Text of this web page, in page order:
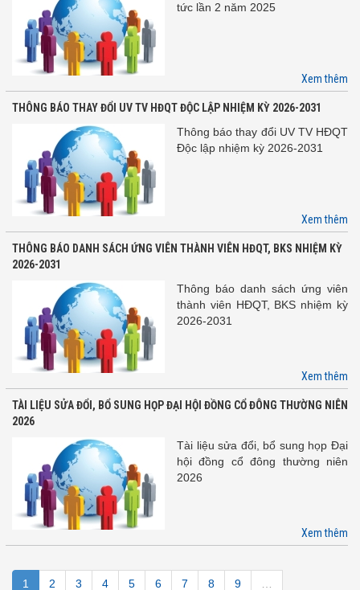
tức lần 2 năm 2025
Xem thêm
THÔNG BÁO THAY ĐỔI UV TV HĐQT ĐỘC LẬP NHIỆM KỲ 2026-2031
Thông báo thay đổi UV TV HĐQT
Độc lập nhiệm kỳ 2026-2031
Xem thêm
THÔNG BÁO DANH SÁCH ỨNG VIÊN THÀNH VIÊN HĐQT, BKS NHIỆM KỲ
2026-2031
Thông báo danh sách ứng viên
thành viên HĐQT, BKS nhiệm kỳ
2026-2031
Xem thêm
TÀI LIỆU SỬA ĐỔI, BỔ SUNG HỌP ĐẠI HỘI ĐỒNG CỔ ĐÔNG THƯỜNG NIÊN
2026
Tài liệu sửa đổi, bổ sung họp Đại
hội đồng cổ đông thường niên
2026
Xem thêm
1 2 3 4 5 6 7 8 9